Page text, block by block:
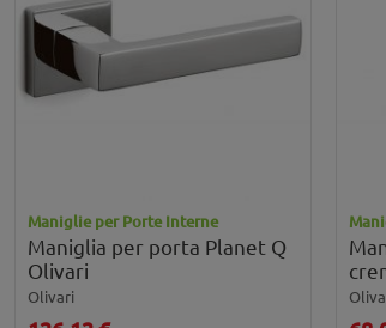
Maniglie per Porte Interne
Maniglia per porta Planet Q
Olivari
Olivari